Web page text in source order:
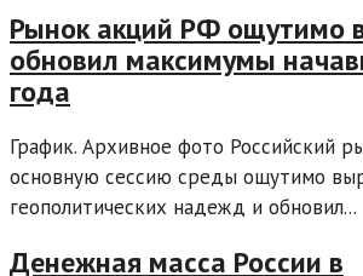
Рынок акций РФ ощутимо
обновил максимумы
года
График. Архивное фото Российский
основную сессию среды ощутимо
геополитических надежд и обновил...
Денежная масса России в